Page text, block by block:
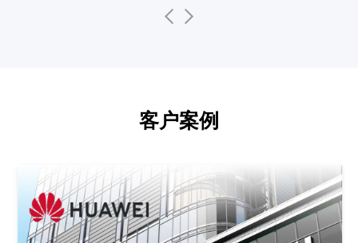
客户案例